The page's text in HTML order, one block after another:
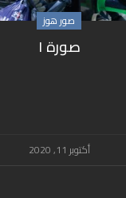
صور هوز
صورة ١
أكتوبر 11, 2020